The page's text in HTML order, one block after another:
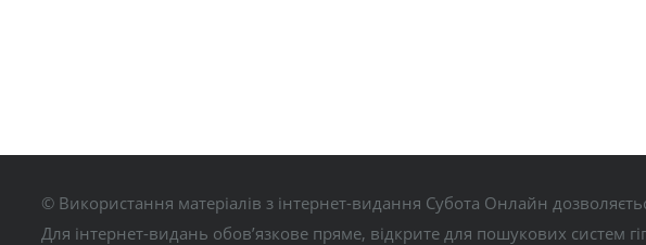
© Використання матеріалів з інтернет-видання Субота Онлайн
Для інтернет-видань обов’язкове пряме, відкрите для пошукових систем